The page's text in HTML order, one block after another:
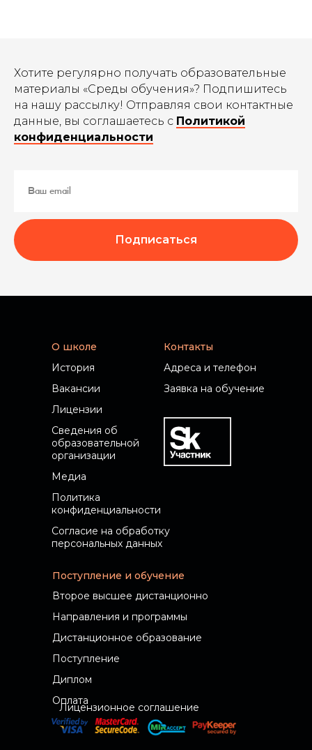
Хотите регулярно получать образовательные
материалы «Среды обучения»? Подпишитесь
на нашу рассылку! Отправляя свои контактные
данные, вы соглашаетесь с Политикой
конфиденциальности
Подписаться
О школе
История
Лицензии
Вакансии
Сведения об
образовательной
организации
Согласие на обработку
персональных данных
Политика
конфиденциальности
Медиа
Поступление и обучение
Второе высшее дистанционно
Направления и программы
Дистанционное образование
Поступление
Диплом
Оплата
Лицензионное соглашение
Контакты
Адреса и телефон
Заявка на обучение